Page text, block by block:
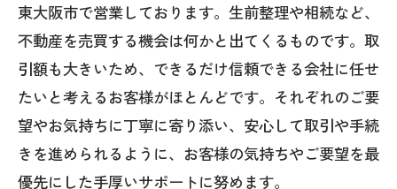
東大阪市で営業しております。生前整理や相続など、
不動産を売買する機会は何かと出てくるものです。取
引額も大きいため、できるだけ信頼できる会社に任せ
たいと考えるお客様がほとんどです。それぞれのご要
望やお気持ちに丁寧に寄り添い、安心して取引や手続
きを進められるように、お客様の気持ちやご要望を最
優先にした手厚いサポートに努めます。